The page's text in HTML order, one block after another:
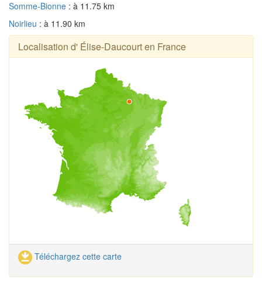
Somme-Bionne : à 11.75 km
Noirlieu : à 11.90 km
Localisation d' Élise-Daucourt en France
Téléchargez cette carte